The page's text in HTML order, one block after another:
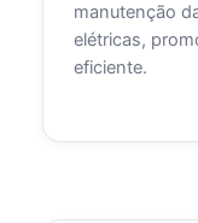
manutenção
elétricas,
eficiente.